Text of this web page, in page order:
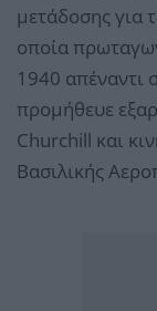
μετάδοσης για
οποία
1940 απέναντι
προμήθευε
Churchill και
Βασιλικής